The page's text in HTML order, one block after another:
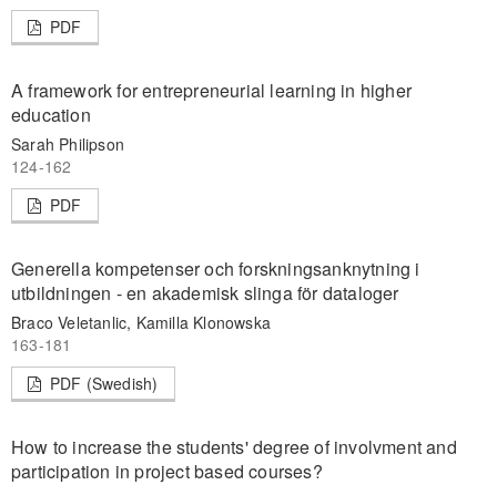
PDF
A framework for entrepreneurial learning in higher
education
Sarah Philipson
124-162
PDF
Generella kompetenser och forskningsanknytning i
utbildningen - en akademisk slinga för dataloger
Braco Veletanlic, Kamilla Klonowska
163-181
PDF (Swedish)
How to increase the students' degree of involvment and
participation in project based courses?